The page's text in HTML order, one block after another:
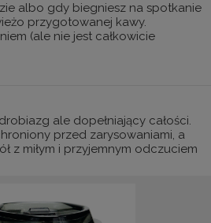
albo gdy biegniesz na spotkanie
przygotowanej kawy.
(ale nie jest całkowicie
ale dopełniający całości.
przed zarysowaniami, a
z miłym i przyjemnym odczuciem